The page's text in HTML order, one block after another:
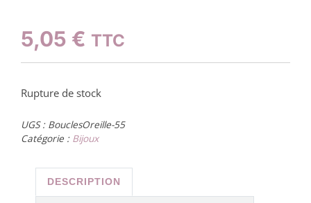
5,05 € TTC
Rupture de stock
UGS : BouclesOreille-55
Catégorie : Bijoux
DESCRIPTION